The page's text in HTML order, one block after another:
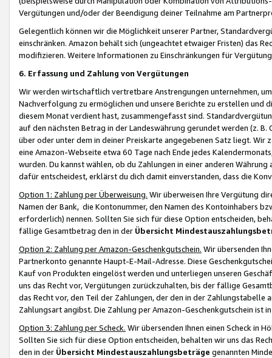
Vergütungen und/oder der Beendigung deiner Teilnahme am
Gelegentlich können wir die Möglichkeit unserer Partner,
einschränken. Amazon behält sich (ungeachtet etwaiger Fristen) das
modifizieren. Weitere Informationen zu Einschränkungen für
6. Erfassung und Zahlung von Vergütungen
Wir werden wirtschaftlich vertretbare Anstrengungen unternehmen,
Nachverfolgung zu ermöglichen und unsere Berichte zu erstellen und
diesem Monat verdient hast, zusammengefasst sind.
auf den nächsten Betrag in der Landeswährung gerundet werden (z.
über oder unter dem in deiner Preiskarte angegebenen Satz liegt.
eine Amazon-Webseite etwa 60 Tage nach Ende jedes
wurden. Du kannst wählen, ob du Zahlungen in einer anderen
dafür entscheidest, erklärst du dich damit einverstanden, dass die
Option 1: Zahlung per Überweisung. Wir überweisen Ihre Vergütung
Namen der Bank, die Kontonummer, den Namen des Kontoinhabers
erforderlich) nennen. Sollten Sie sich für diese Option entscheiden,
fällige Gesamtbetrag den in der Übersicht
Option 2: Zahlung per Amazon-Geschenkgutschein. Wir übersenden
Partnerkonto genannte Haupt-E-Mail-Adresse. Diese
Kauf von Produkten eingelöst werden und unterliegen unseren
uns das Recht vor, Vergütungen zurückzuhalten, bis der fällige
das Recht vor, den Teil der Zahlungen, der den in der
Zahlungsart angibst. Die Zahlung per Amazon-Geschenkgutschein ist
Option 3: Zahlung per Scheck. Wir übersenden Ihnen einen Scheck in
Sollten Sie sich für diese Option entscheiden, behalten wir uns das
den in der Übersicht Mindestauszahlungsbeträge genannten